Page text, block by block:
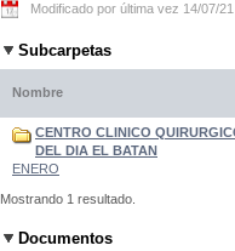
Modificado por última vez 14/07/
Subcarpetas
Nombre
CENTRO CLINICO
DEL DIA EL BATAN
ENERO
Mostrando 1 resultado.
Documentos